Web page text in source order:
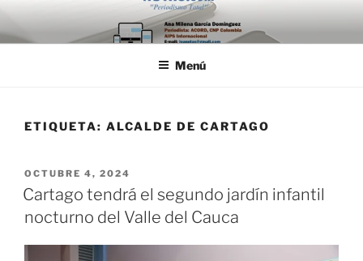
Saltar
al
contenido
Menú
ETIQUETA: ALCALDE DE CARTAGO
PUBLICADO
EL
OCTUBRE 4, 2024
Cartago tendrá el segundo jardín infantil
nocturno del Valle del Cauca